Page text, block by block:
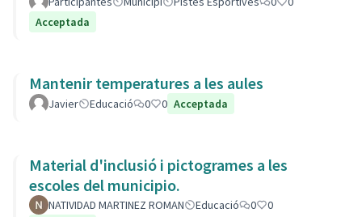
Acceptada
Mantenir temperatures a les aules
Javier Educació 0 0 Acceptada
Material d'inclusió i pictogrames a les
escoles del municipio.
NATIVIDAD MARTINEZ ROMAN Educació 0
0